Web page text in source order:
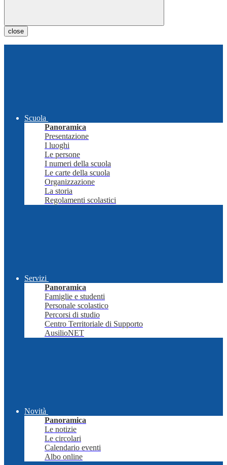
close
Scuola
Panoramica
Presentazione
I luoghi
Le persone
I numeri della scuola
Le carte della scuola
Organizzazione
La storia
Regolamenti scolastici
Servizi
Panoramica
Famiglie e studenti
Personale scolastico
Percorsi di studio
Centro Territoriale di Supporto
AusilioNET
Novità
Panoramica
Le notizie
Le circolari
Calendario eventi
Albo online